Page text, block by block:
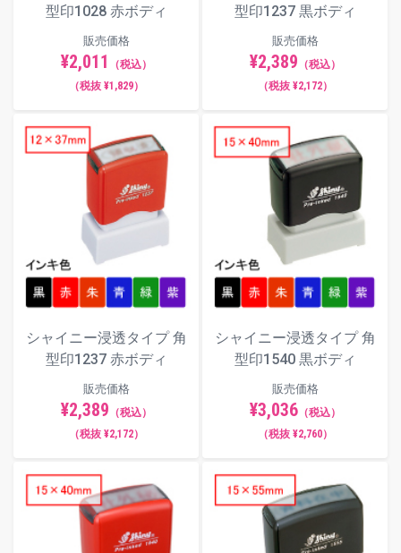
型印1028 赤ボディ
販売価格
¥2,011
（税込）
（税抜 ¥1,829）
型印1237 黒ボディ
販売価格
¥2,389 （税込）
（税抜 ¥2,172）
シャイニー浸透タイプ 角
型印1237 赤ボディ
販売価格
¥2,389 （税込）
（税抜 ¥2,172）
シャイニー浸透タイプ 角
型印1540 黒ボディ
販売価格
¥3,036（税込）
（税抜 ¥2,760）